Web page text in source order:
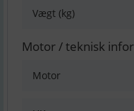
Vægt (kg)
Motor / teknisk
Motor